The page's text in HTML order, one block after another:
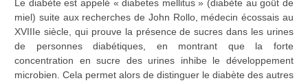
Le diabète est appelé « diabetes mellitus » (diabète au goût de
miel) suite aux recherches de John Rollo, médecin écossais au
XVIIIe siècle, qui prouve la présence de sucres dans les urines
de personnes diabétiques, en montrant que la forte
concentration en sucre des urines inhibe le développement
microbien. Cela permet alors de distinguer le diabète des autres